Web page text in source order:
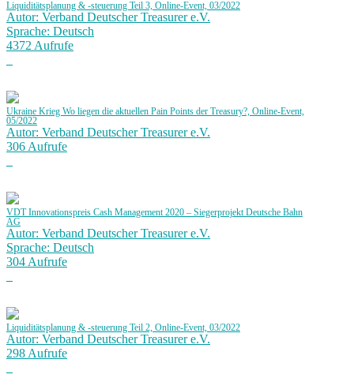
Liquiditätsplanung & -steuerung Teil 3, Online-Event, 03/2022
Autor: Verband Deutscher Treasurer e.V.
Sprache: Deutsch
4372 Aufrufe
Ukraine Krieg Wo liegen die aktuellen Pain Points der Treasury?, Online-Event,
05/2022
Autor: Verband Deutscher Treasurer e.V.
306 Aufrufe
VDT Innovationspreis Cash Management 2020 – Siegerprojekt Deutsche Bahn
AG
Autor: Verband Deutscher Treasurer e.V.
Sprache: Deutsch
304 Aufrufe
Liquiditätsplanung & -steuerung Teil 2, Online-Event, 03/2022
Autor: Verband Deutscher Treasurer e.V.
298 Aufrufe